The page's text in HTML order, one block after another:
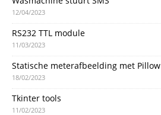
12/04/2023
RS232 TTL module
11/03/2023
Statische meterafbeelding met Pillow
18/02/2023
Tkinter tools
11/02/2023